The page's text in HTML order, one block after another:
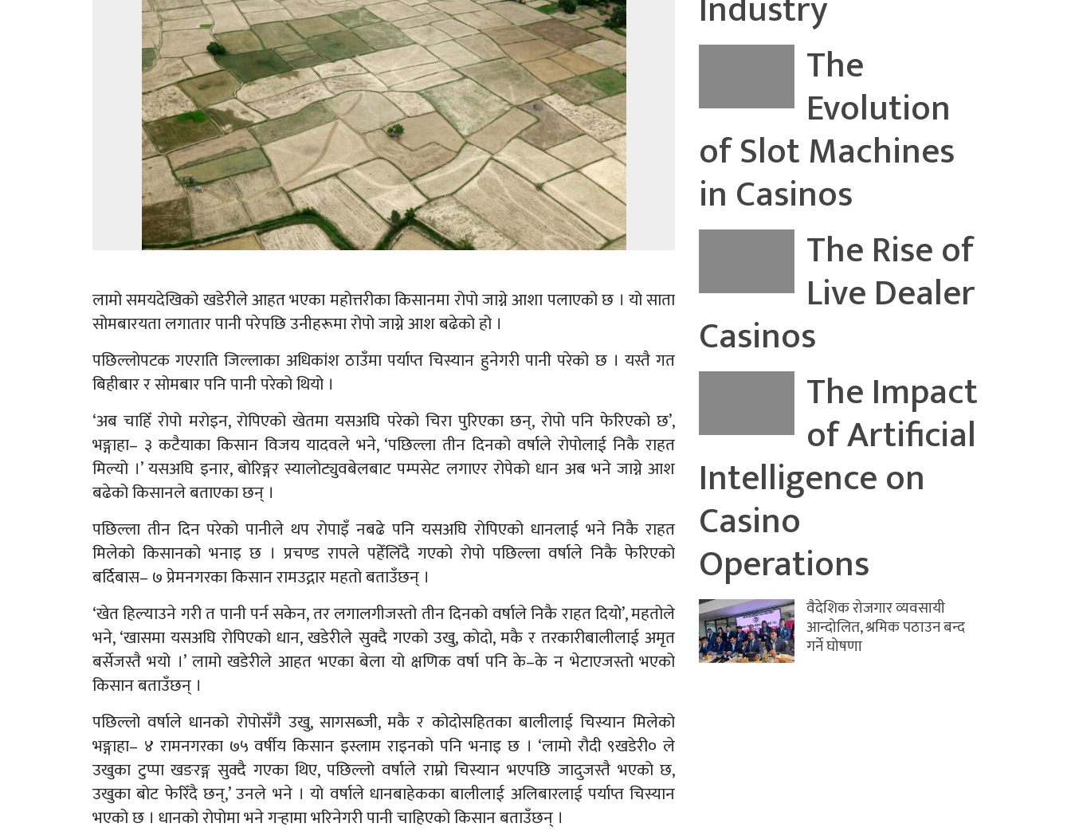
लामो समयदेखिको खडेरीले आहत भएका महोत्तरीका किसानमा रोपो जाग्ने आशा पलाएको छ । यो साता
सोमबारयता लगातार पानी परेपछि उनीहरूमा रोपो जाग्ने आश बढेको हो ।
पछिल्लोपटक गएराति जिल्लाका अधिकांश ठाउँमा पर्याप्त चिस्यान हुनेगरी पानी परेको छ । यस्तै गत
बिहीबार र सोमबार पनि पानी परेको थियो ।
‘अब चाहिँ रोपो मरोइन, रोपिएको खेतमा यसअघि परेको चिरा पुरिएका छन्, रोपो पनि फेरिएको छ’,
भङ्गाहा– ३ कटैयाका किसान विजय यादवले भने, ‘पछिल्ला तीन दिनको वर्षाले रोपोलाई निकै राहत
मिल्यो ।’ यसअघि इनार, बोरिङ्गर स्यालोट्युवबेलबाट पम्पसेट लगाएर रोपेको धान अब भने जाग्ने आश
बढेको किसानले बताएका छन् ।
पछिल्ला तीन दिन परेको पानीले थप रोपाइँ नबढे पनि यसअघि रोपिएको धानलाई भने निकै राहत
मिलेको किसानको भनाइ छ । प्रचण्ड रापले पहेँलिँदै गएको रोपो पछिल्ला वर्षाले निकै फेरिएको
बर्दिबास– ७ प्रेमनगरका किसान रामउद्गार महतो बताउँछन् ।
‘खेत हिल्याउने गरी त पानी पर्न सकेन, तर लगालगीजस्तो तीन दिनको वर्षाले निकै राहत दियो’, महतोले
भने, ‘खासमा यसअघि रोपिएको धान, खडेरीले सुक्दै गएको उखु, कोदो, मकै र तरकारीबालीलाई अमृत
बर्सेजस्तै भयो ।’ लामो खडेरीले आहत भएका बेला यो क्षणिक वर्षा पनि के–के न भेटाएजस्तो भएको
किसान बताउँछन् ।
पछिल्लो वर्षाले धानको रोपोसँगै उखु, सागसब्जी, मकै र कोदोसहितका बालीलाई चिस्यान मिलेको
भङ्गाहा– ४ रामनगरका ७५ वर्षीय किसान इस्लाम राइनको पनि भनाइ छ । ‘लामो रौदी ९खडेरी० ले
उखुका टुप्पा खङरङ्ग सुक्दै गएका थिए, पछिल्लो वर्षाले राम्रो चिस्यान भएपछि जादुजस्तै भएको छ,
उखुका बोट फेरिँदै छन्,’ उनले भने । यो वर्षाले धानबाहेकका बालीलाई अलिबारलाई पर्याप्त चिस्यान
भएको छ । धानको रोपोमा भने गर्‍हामा भरिनेगरी पानी चाहिएको किसान बताउँछन् ।
The
Evolution
of Slot Machines
in Casinos
The Rise of
Live Dealer
Casinos
The Impact
of Artificial
Intelligence on
Casino
Operations
वैदेशिक रोजगार व्यवसायी
आन्दोलित, श्रमिक पठाउन बन्द
गर्ने घोषणा